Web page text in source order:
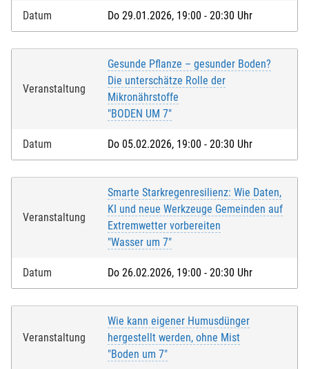
Datum Do 29.01.2026, 19:00 - 20:30 Uhr
Veranstaltung
Gesunde Pflanze – gesunder Boden?
Die unterschätze Rolle der
Mikronährstoffe
"BODEN UM 7"
Datum Do 05.02.2026, 19:00 - 20:30 Uhr
Veranstaltung
Smarte Starkregenresilienz: Wie Daten,
KI und neue Werkzeuge Gemeinden auf
Extremwetter vorbereiten
"Wasser um 7"
Datum Do 26.02.2026, 19:00 - 20:30 Uhr
Veranstaltung
Wie kann eigener Humusdünger
hergestellt werden, ohne Mist
"Boden um 7"